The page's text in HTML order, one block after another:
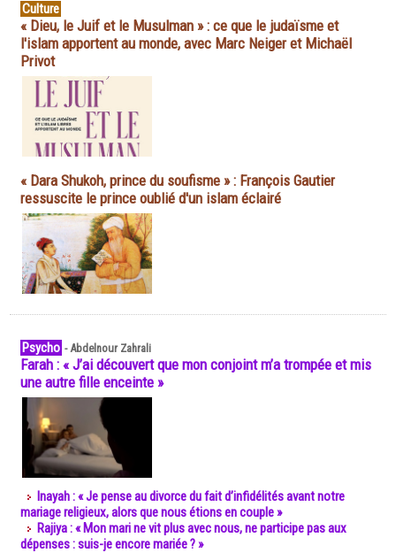
Culture
« Dieu, le Juif et le Musulman » : ce que le judaïsme et
l'islam apportent au monde, avec Marc Neiger et Michaël
Privot
« Dara Shukoh, prince du soufisme » : François Gautier
ressuscite le prince oublié d'un islam éclairé
Psycho -Abdelnour Zahrali
Farah : « J’ai découvert que mon conjoint m’a trompée et mis
une autre fille enceinte »
Inayah : « Je pense au divorce du fait d’infidélités avant notre
mariage religieux, alors que nous étions en couple »
Rajiya : « Mon mari ne vit plus avec nous, ne participe pas aux
dépenses : suis-je encore mariée ? »